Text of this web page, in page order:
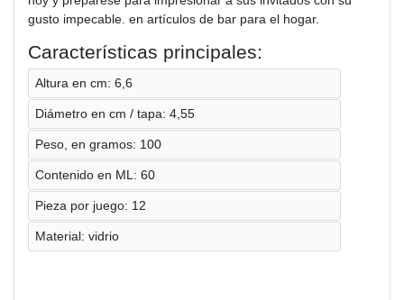
gusto impecable. en artículos de bar para el hogar.
Características principales:
Altura en cm: 6,6
Diámetro en cm / tapa: 4,55
Peso, en gramos: 100
Contenido en ML: 60
Pieza por juego: 12
Material: vidrio